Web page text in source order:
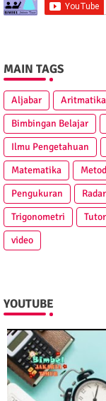
MAIN TAGS
Aljabar Aritmatika
Bimbingan Belajar
Ilmu Pengetahuan
Matematika
Pengukuran
Trigonometri